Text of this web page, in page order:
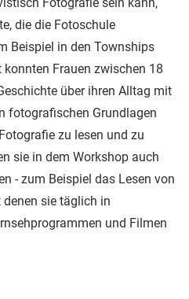
die die Fotoschule
Beispiel in den Townships
Frauen zwischen 18
über ihren Alltag mit
fotografischen Grundlagen
zu lesen und zu
sie in dem Workshop auch
- zum Beispiel das Lesen von
sie täglich in
und Filmen